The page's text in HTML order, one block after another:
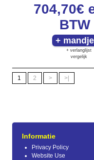
704,70€
BTW
+ verlanglijst
vergelijk
1 2 > >|
Informatie
Privacy Policy
Website Use